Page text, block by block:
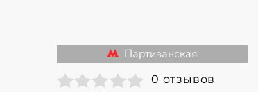
Партизанская
0 отзывов